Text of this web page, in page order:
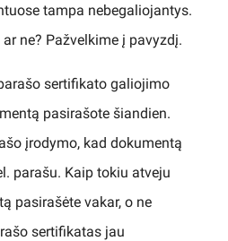
tampa nebegaliojantys.
ne? Pažvelkime į pavyzdį.
sertifikato galiojimo
pasirašote šiandien.
įrodymo, kad dokumentą
parašu. Kaip tokiu atveju
pasirašėte vakar, o ne
sertifikatas jau